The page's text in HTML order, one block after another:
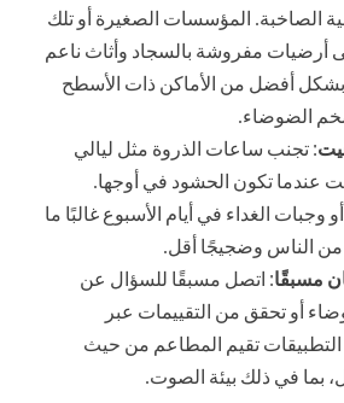
الصاخبة. المؤسسات الصغيرة أو تلك
أرضيات مفروشة بالسجاد وأثاث ناعم
أفضل من الأماكن ذات الأسطح
الضوضاء.
: تجنب ساعات الذروة مثل ليالي
عندما تكون الحشود في أوجها.
وجبات الغداء في أيام الأسبوع غالبًا ما
من الناس وضجيجًا أقل.
مسبقًا: اتصل مسبقًا للسؤال عن
أو تحقق من التقييمات عبر
التطبيقات تقيم المطاعم من حيث
بما في ذلك بيئة الصوت.